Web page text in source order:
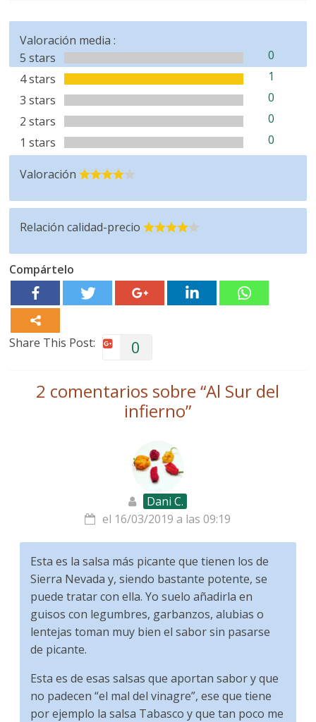
Valoración media :
5 stars
0
4 stars
1
3 stars
0
2 stars
0
1 stars
0
Valoración
Relación calidad-precio
Compártelo
Share This Post: 0
2 comentarios sobre “Al Sur del
infierno”
Dani C.
el 16/03/2019 a las 09:19
Esta es la salsa más picante que tienen los de
Sierra Nevada y, siendo bastante potente, se
puede tratar con ella. Yo suelo añadirla en
guisos con legumbres, garbanzos, alubias o
lentejas toman muy bien el sabor sin pasarse
de picante.
Esta es de esas salsas que aportan sabor y que
no padecen “el mal del vinagre”, ese que tiene
por ejemplo la salsa Tabasco y que tan poco me